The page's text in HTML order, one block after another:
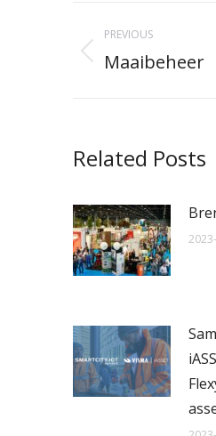
Post
navigation
PREVIOUS
Previous
Maaibeheer
Related Posts